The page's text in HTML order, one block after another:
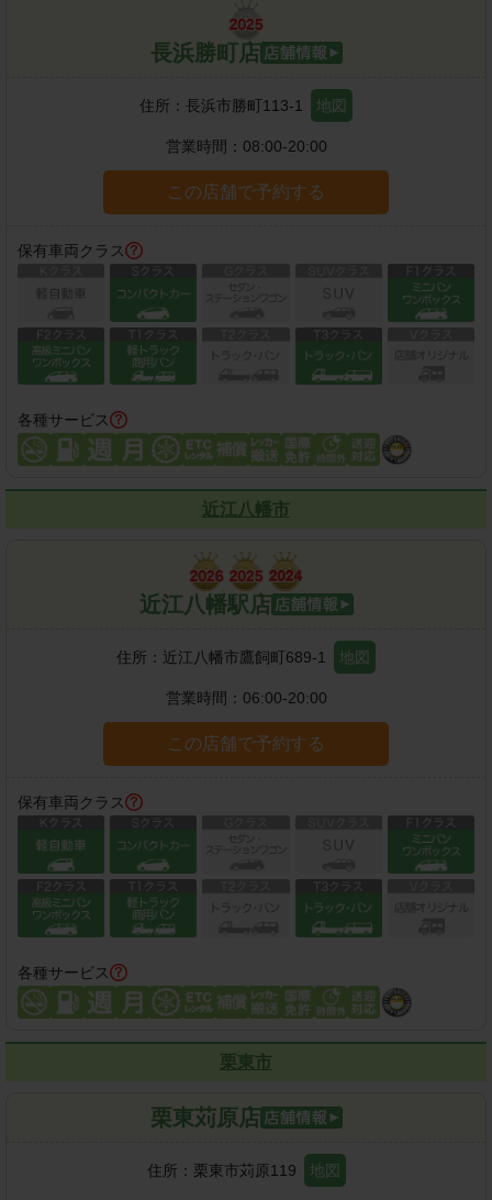
長浜勝町店
住所： 長浜市勝町113-1 地図
営業時間： 08:00-20:00
この店舗で予約する
保有車両クラス
各種サービス
近江八幡市
近江八幡駅店
住所： 近江八幡市鷹飼町689-1 地図
営業時間： 06:00-20:00
この店舗で予約する
保有車両クラス
各種サービス
栗東市
栗東苅原店
住所： 栗東市苅原119 地図